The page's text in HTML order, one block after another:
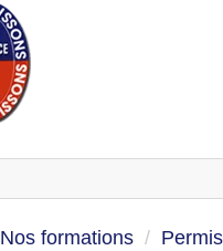
Nos formations